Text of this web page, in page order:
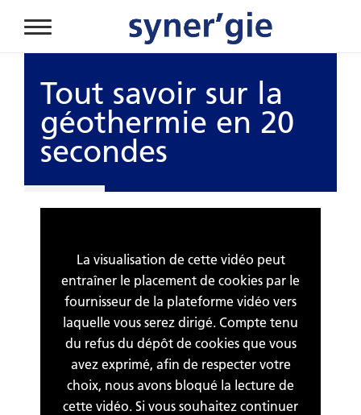
Tout savoir sur la
géothermie en 20
secondes
La visualisation de cette vidéo peut
entraîner le placement de cookies par le
fournisseur de la plateforme vidéo vers
laquelle vous serez dirigé. Compte tenu
du refus du dépôt de cookies que vous
avez exprimé, afin de respecter votre
choix, nous avons bloqué la lecture de
cette vidéo. Si vous souhaitez continuer